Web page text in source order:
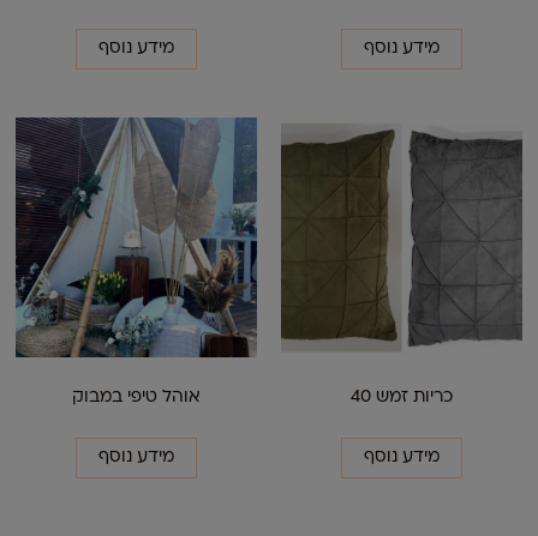
מידע נוסף מידע נוסף
כריות זמש 40
מידע נוסף
אוהל טיפי במבוק
מידע נוסף